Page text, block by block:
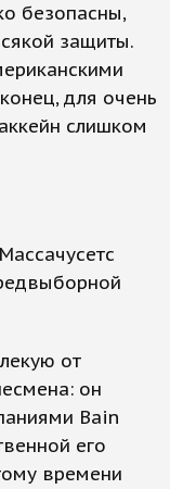
безопасны,
защиты.
для очень
слишком
от
он
Bain
его
времени